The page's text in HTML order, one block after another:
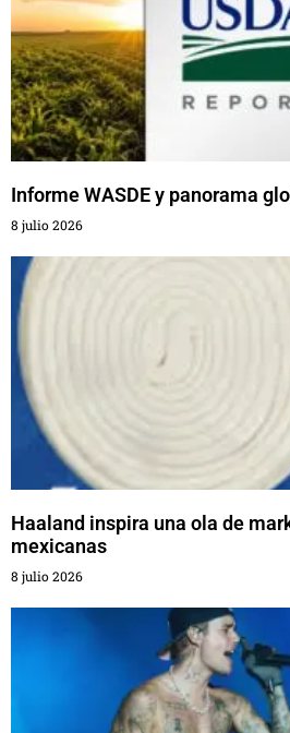
Informe WASDE y panorama
8 julio 2026
Haaland inspira una ola de
mexicanas
8 julio 2026